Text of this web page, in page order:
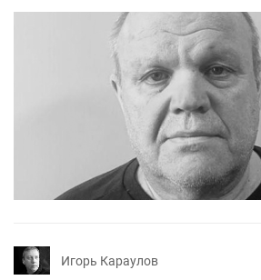
Игорь Караулов